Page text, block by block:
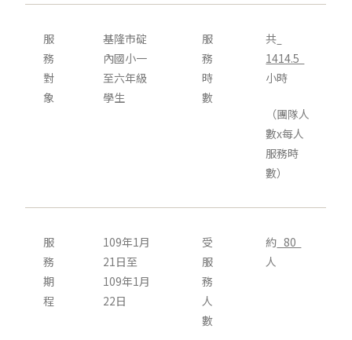
服
務
對
象
基隆市碇
內國小一
至六年級
學生
服
務
時
數
共
1414.5
小時
（團隊人
數x每人
服務時
數）
服
務
期
程
109年1月
21日至
109年1月
22日
受
服
務
人
數
約 80
人